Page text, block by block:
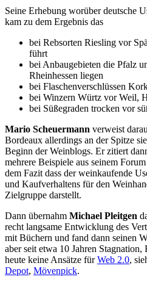
Seine Erhebung worüber deutsche
kam zu dem Ergebnis das
bei Rebsorten Riesling vor
führt
bei Anbaugebieten die Pfalz
Rheinhessen liegen
bei Flaschenverschlüssen
bei Winzern Würtz vor Weil,
bei Süßegraden trocken vor
Mario Scheuermann verweist
Bordeaux allerdings an der Spitze
Beginn der Weinblogs. Er zitiert
mehrere Beispiele aus seinem Forum
dem Fazit dass der weinkaufende
und Kaufverhaltens für den
Zielgruppe darstellt.
Dann übernahm Michael Pleitgen
recht langsame Entwicklung des
mit Büchern und fand dann seinen
aber seit etwa 10 Jahren
heute keine Ansätze fürWeb 2.0,
Depot, Mövenpick.